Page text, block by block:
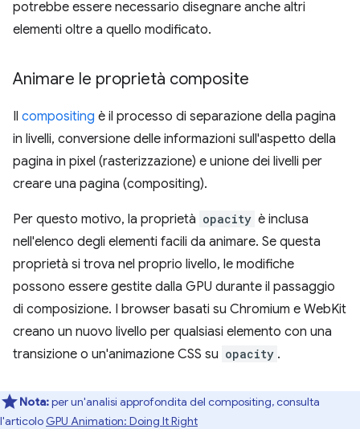
potrebbe essere necessario disegnare anche altri
elementi oltre a quello modificato.
Animare le proprietà composite
Il compositing è il processo di separazione della pagina
in livelli, conversione delle informazioni sull'aspetto della
pagina in pixel (rasterizzazione) e unione dei livelli per
creare una pagina (compositing).
Per questo motivo, la proprietà opacity è inclusa
nell'elenco degli elementi facili da animare. Se questa
proprietà si trova nel proprio livello, le modifiche
possono essere gestite dalla GPU durante il passaggio
di composizione. I browser basati su Chromium e WebKit
creano un nuovo livello per qualsiasi elemento con una
transizione o un'animazione CSS su opacity .
Nota:per un'analisi approfondita del compositing, consulta
l'articolo GPU Animation: Doing It Right